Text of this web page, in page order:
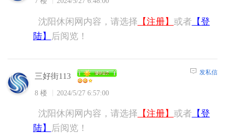
沈阳休闲网内容，请选择 【注册】 或者 【登
陆】
后阅览！
三好街113
8 楼 2024/5/27 6:57:00
发私信
沈阳休闲网内容，请选择 【注册】 或者 【登
陆】
后阅览！